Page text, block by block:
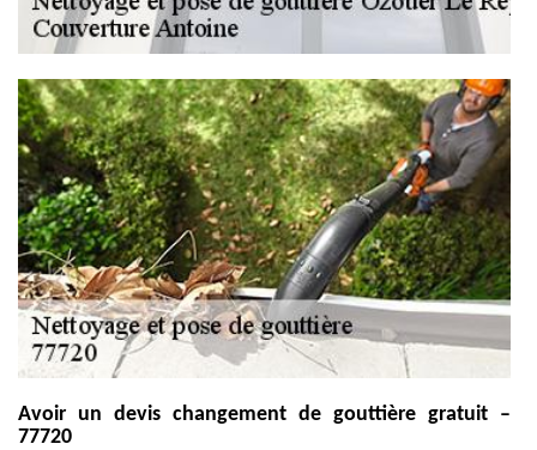
Avoir un devis changement de gouttière gratuit –
77720